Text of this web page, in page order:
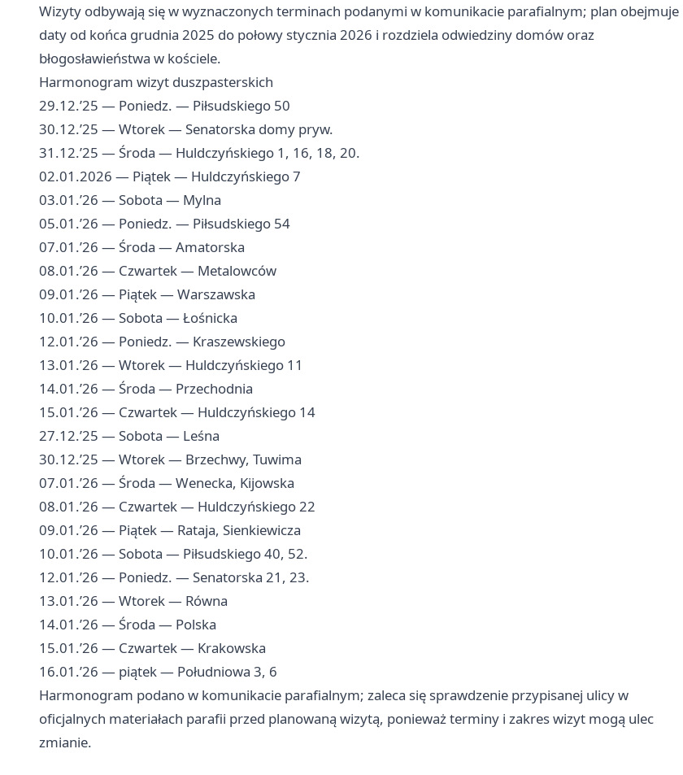
Wizyty odbywają się w wyznaczonych terminach podanymi w komunikacie parafialnym; plan obejmuje
daty od końca grudnia 2025 do połowy stycznia 2026 i rozdziela odwiedziny domów oraz
błogosławieństwa w kościele.
Harmonogram wizyt duszpasterskich
29.12.’25 — Poniedz. — Piłsudskiego 50
30.12.’25 — Wtorek — Senatorska domy pryw.
31.12.’25 — Środa — Huldczyńskiego 1, 16, 18, 20.
02.01.2026 — Piątek — Huldczyńskiego 7
03.01.’26 — Sobota — Mylna
05.01.’26 — Poniedz. — Piłsudskiego 54
07.01.’26 — Środa — Amatorska
08.01.’26 — Czwartek — Metalowców
09.01.’26 — Piątek — Warszawska
10.01.’26 — Sobota — Łośnicka
12.01.’26 — Poniedz. — Kraszewskiego
13.01.’26 — Wtorek — Huldczyńskiego 11
14.01.’26 — Środa — Przechodnia
15.01.’26 — Czwartek — Huldczyńskiego 14
27.12.’25 — Sobota — Leśna
30.12.’25 — Wtorek — Brzechwy, Tuwima
07.01.’26 — Środa — Wenecka, Kijowska
08.01.’26 — Czwartek — Huldczyńskiego 22
09.01.’26 — Piątek — Rataja, Sienkiewicza
10.01.’26 — Sobota — Piłsudskiego 40, 52.
12.01.’26 — Poniedz. — Senatorska 21, 23.
13.01.’26 — Wtorek — Równa
14.01.’26 — Środa — Polska
15.01.’26 — Czwartek — Krakowska
16.01.’26 — piątek — Południowa 3, 6
Harmonogram podano w komunikacie parafialnym; zaleca się sprawdzenie przypisanej ulicy w
oficjalnych materiałach parafii przed planowaną wizytą, ponieważ terminy i zakres wizyt mogą ulec
zmianie.